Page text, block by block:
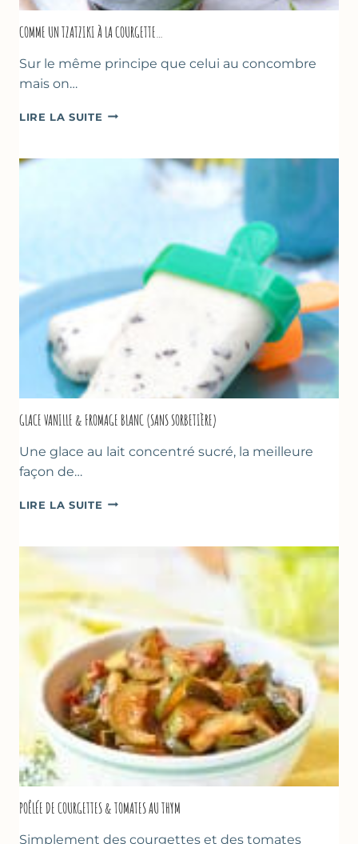
COMME UN TZATZIKI À LA COURGETTE…
Sur le même principe que celui au concombre
mais on…
LIRE LA SUITE COMME
À
COURGETTE…
GLACE VANILLE & FROMAGE BLANC (SANS SORBETIÈRE)
Une glace au lait concentré sucré, la meilleure
façon de…
LIRE LA SUITE GLACE
POÊLÉE DE COURGETTES & TOMATES AU THYM
Simplement des courgettes et des tomates